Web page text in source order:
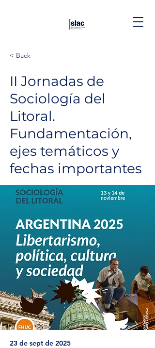
< Back
II Jornadas de
Sociología del
Litoral.
Fundamentación,
ejes temáticos y
fechas importantes
23 de sept de 2025